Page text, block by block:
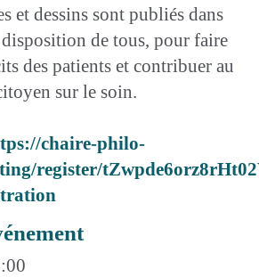
et dessins sont publiés dans
de tous, pour faire
des patients et contribuer au
sur le soin.
chaire-philo-
register/